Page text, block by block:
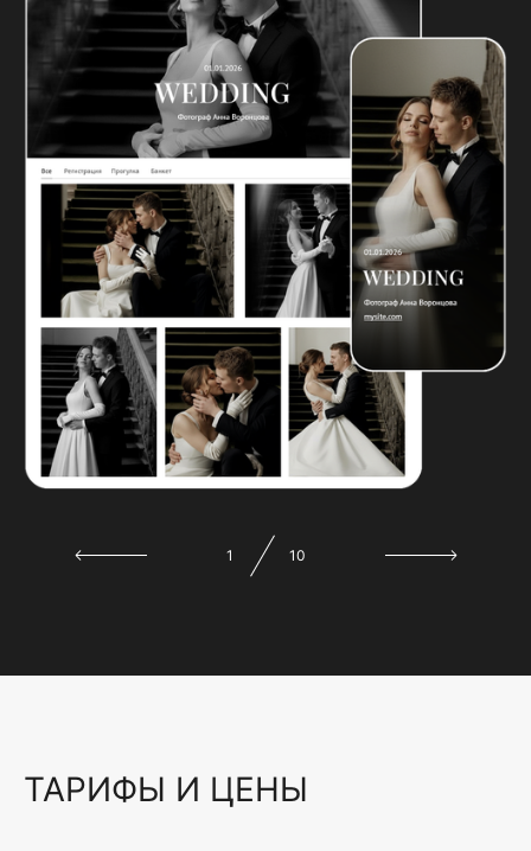
1 10
ТАРИФЫ И ЦЕНЫ